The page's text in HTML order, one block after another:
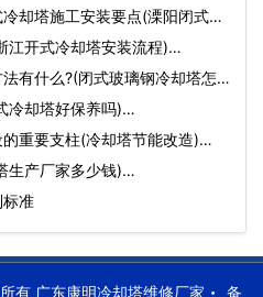
却塔施工安装要点(溧阳闭式冷
江开式冷却塔安装流程)…
有什么?(闭式玻璃钢冷却塔怎
冷却塔好保养吗)…
重要支柱(冷却塔节能改造)…
生产厂家多少钱)…
准
广东康明冷却塔维修厂家 备